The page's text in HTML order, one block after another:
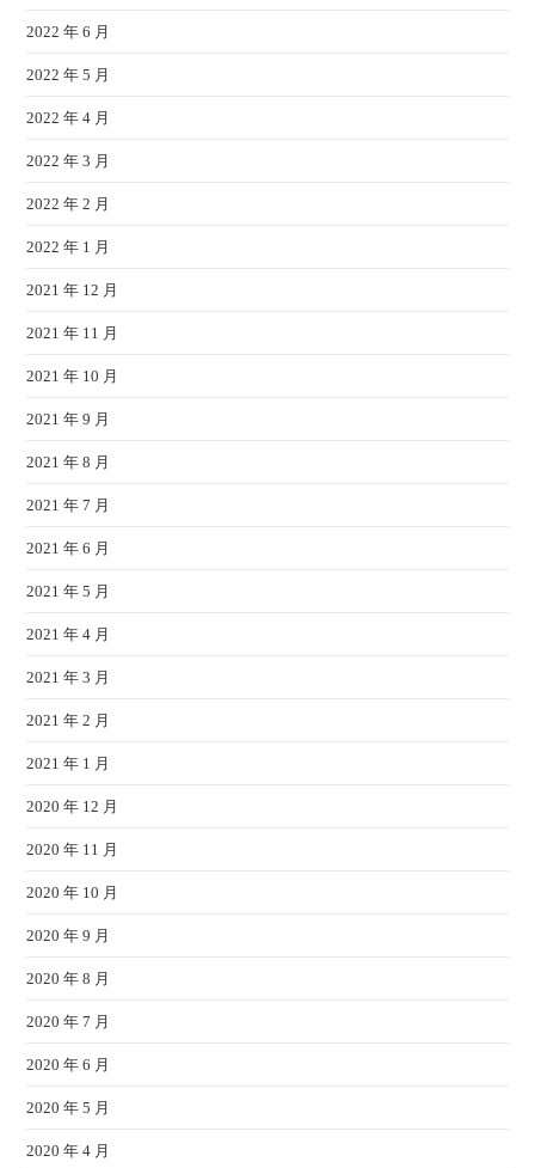
2022 年 6 月
2022 年 5 月
2022 年 4 月
2022 年 3 月
2022 年 2 月
2022 年 1 月
2021 年 12 月
2021 年 11 月
2021 年 10 月
2021 年 9 月
2021 年 8 月
2021 年 7 月
2021 年 6 月
2021 年 5 月
2021 年 4 月
2021 年 3 月
2021 年 2 月
2021 年 1 月
2020 年 12 月
2020 年 11 月
2020 年 10 月
2020 年 9 月
2020 年 8 月
2020 年 7 月
2020 年 6 月
2020 年 5 月
2020 年 4 月